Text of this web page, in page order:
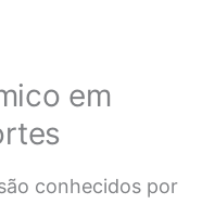
em
conhecidos por